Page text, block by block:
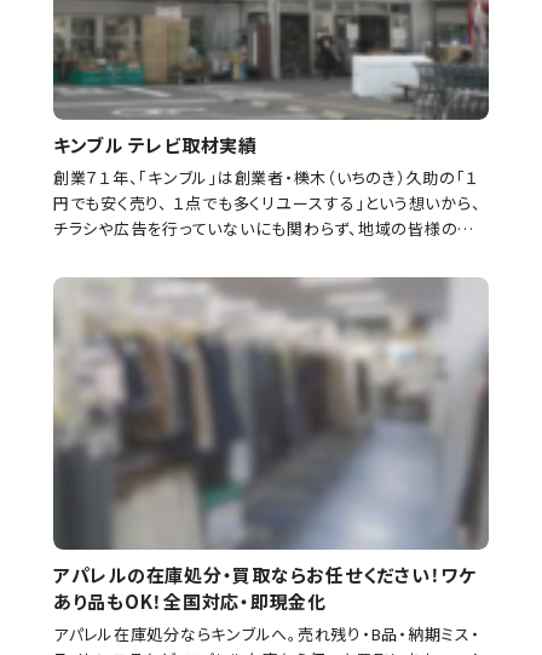
キンブル テレビ取材実績
創業７１年、「キンブル」は創業者・櫟木（いちのき）久助の「１
円でも安く売り、 １点でも多くリユースする」という想いから、
チラシや広告を行っていないにも関わらず、地域の皆様の口
アパレルの在庫処分・買取ならお任せください！ワケ
あり品もOK！全国対応・即現金化
アパレル在庫処分ならキンブルへ。売れ残り・B品・納期ミス・